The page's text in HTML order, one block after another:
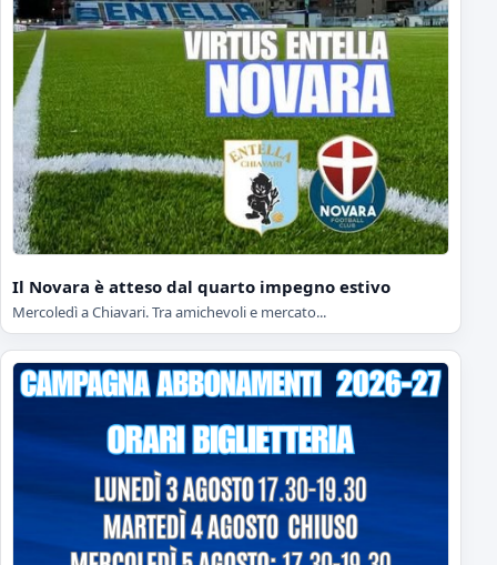
Il Novara è atteso dal quarto impegno estivo
Mercoledì a Chiavari. Tra amichevoli e mercato...